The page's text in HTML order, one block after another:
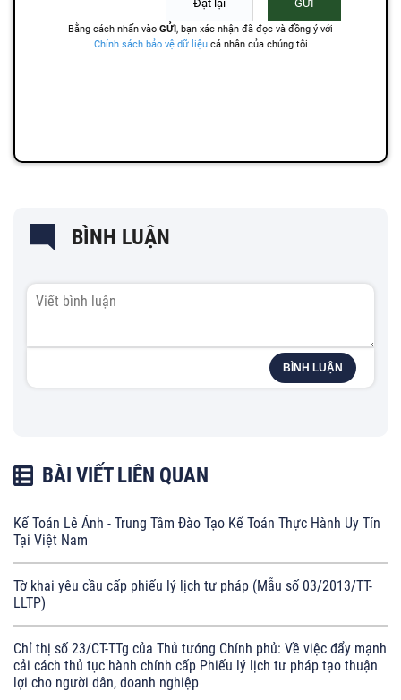
BÌNH LUẬN
BÌNH LUẬN
BÀI VIẾT LIÊN QUAN
Kế Toán Lê Ánh - Trung Tâm Đào Tạo Kế Toán Thực Hành Uy Tín
Tại Việt Nam
Tờ khai yêu cầu cấp phiếu lý lịch tư pháp (Mẫu số 03/2013/TT-
LLTP)
Chỉ thị số 23/CT-TTg của Thủ tướng Chính phủ: Về việc đẩy mạnh
cải cách thủ tục hành chính cấp Phiếu lý lịch tư pháp tạo thuận
lợi cho người dân, doanh nghiệp